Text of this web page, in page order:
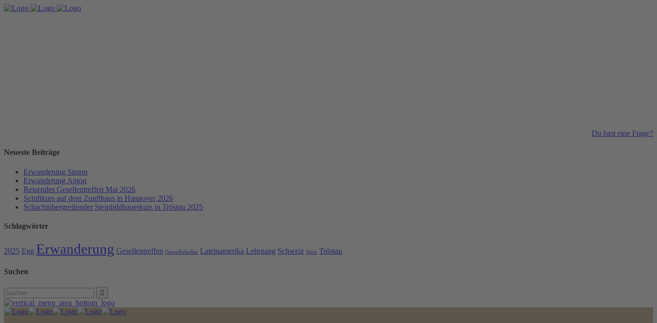
Du hast eine Frage?
Neueste Beiträge
Erwanderung Simon
Erwanderung Anton
Reisendes Gesellentreffen Mai 2026
Schiftkurs auf dem Zunfthaus in Hannover 2026
Schachtübergreifender Steinbildhauerkurs in Tröstau 2025
Schlagwörter
2025 Egg Erwanderung Gesellentreffen Gewölbekeller Lateinamerika Lehrgang Schweiz Stein Tröstau
Suchen
Search
for: